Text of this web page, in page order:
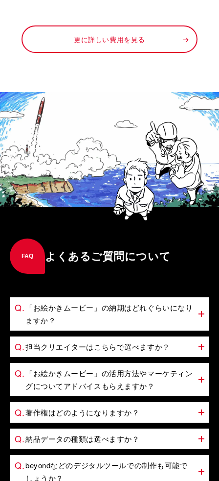
更に詳しい費用を見る
FAQ よくあるご質問について
「お絵かきムービー」の納期はどれぐらいになり
ますか？
担当クリエイターはこちらで選べますか？
「お絵かきムービー」の活用方法やマーケティン
グについてアドバイスもらえますか？
著作権はどのようになりますか？
納品データの種類は選べますか？
beyondなどのデジタルツールでの制作も可能で
しょうか？